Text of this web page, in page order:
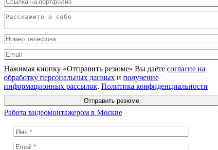
Нажимая кнопку «Отправить резюме» Вы даёте согласие на
обработку персональных данных и получение
информационных рассылок. Политика конфиденциальности
Отправить резюме
Работа видеомонтажером в Москве